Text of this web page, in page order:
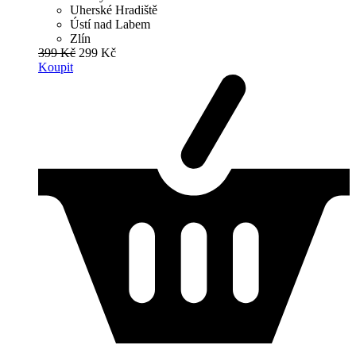
Uherské Hradiště
Ústí nad Labem
Zlín
399 Kč 299 Kč
Koupit